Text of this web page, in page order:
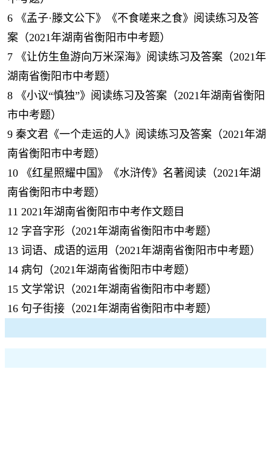
6
《孟子·滕文公下》《不食嗟来之食》阅读练习及答
案（2021年湖南省衡阳市中考题）
7
《让仿生鱼游向万米深海》阅读练习及答案（2021年
湖南省衡阳市中考题）
8
《小议“慎独”》阅读练习及答案（2021年湖南省衡阳
市中考题）
9 秦文君《一个走运的人》阅读练习及答案（2021年湖
南省衡阳市中考题）
10
《红星照耀中国》《水浒传》名著阅读（2021年湖
南省衡阳市中考题）
11 2021年湖南省衡阳市中考作文题目
12 字音字形（2021年湖南省衡阳市中考题）
13 词语、成语的运用（2021年湖南省衡阳市中考题）
14 病句（2021年湖南省衡阳市中考题）
15 文学常识（2021年湖南省衡阳市中考题）
16 句子街接（2021年湖南省衡阳市中考题）